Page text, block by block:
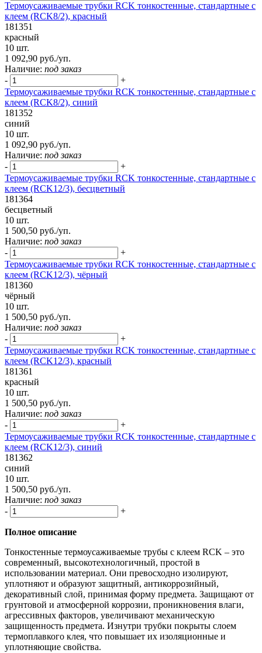
Термоусаживаемые трубки RCK тонкостенные, стандартные с
клеем (RCK8/2), красный
181351
красный
10 шт.
1 092,90 руб./уп.
Наличие: под заказ
-
+
Термоусаживаемые трубки RCK тонкостенные, стандартные с
клеем (RCK8/2), синий
181352
синий
10 шт.
1 092,90 руб./уп.
Наличие: под заказ
-
+
Термоусаживаемые трубки RCK тонкостенные, стандартные с
клеем (RCK12/3), бесцветный
181364
бесцветный
10 шт.
1 500,50 руб./уп.
Наличие: под заказ
-
+
Термоусаживаемые трубки RCK тонкостенные, стандартные с
клеем (RCK12/3), чёрный
181360
чёрный
10 шт.
1 500,50 руб./уп.
Наличие: под заказ
-
+
Термоусаживаемые трубки RCK тонкостенные, стандартные с
клеем (RCK12/3), красный
181361
красный
10 шт.
1 500,50 руб./уп.
Наличие: под заказ
-
+
Термоусаживаемые трубки RCK тонкостенные, стандартные с
клеем (RCK12/3), синий
181362
синий
10 шт.
1 500,50 руб./уп.
Наличие: под заказ
-
+
Полное описание
Тонкостенные термоусаживаемые трубы с клеем RCK – это
современный, высокотехнологичный, простой в
использовании материал. Они превосходно изолируют,
уплотняют и образуют защитный, антикоррозийный,
декоративный слой, принимая форму предмета. Защищают от
грунтовой и атмосферной коррозии, проникновения влаги,
агрессивных факторов, увеличивают механическую
защищенность предмета. Изнутри трубки покрыты слоем
термоплавкого клея, что повышает их изоляционные и
уплотняющие свойства.